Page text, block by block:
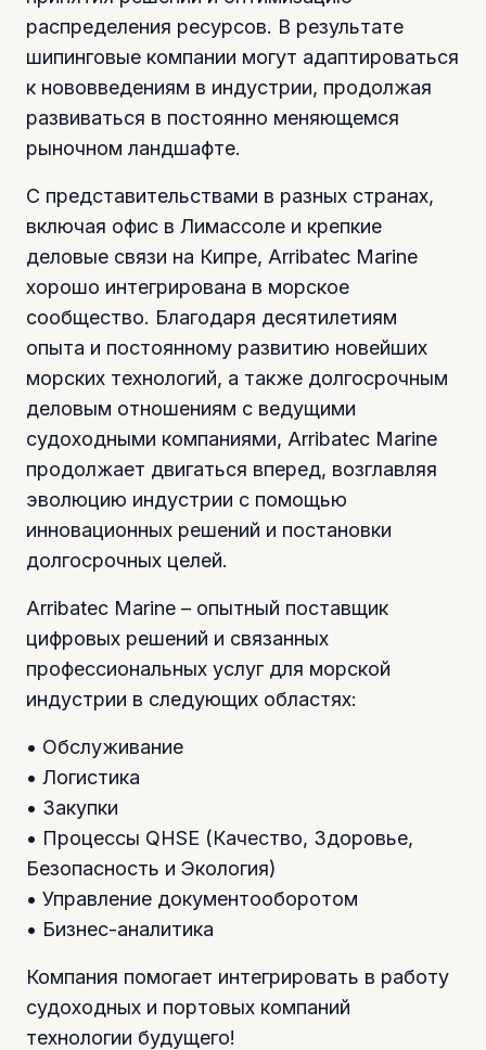
распределения ресурсов. В результате
шипинговые компании могут адаптироваться
к нововведениям в индустрии, продолжая
развиваться в постоянно меняющемся
рыночном ландшафте.
С представительствами в разных странах,
включая офис в Лимассоле и крепкие
деловые связи на Кипре, Arribatec Marine
хорошо интегрирована в морское
сообщество. Благодаря десятилетиям
опыта и постоянному развитию новейших
морских технологий, а также долгосрочным
деловым отношениям с ведущими
судоходными компаниями, Arribatec Marine
продолжает двигаться вперед, возглавляя
эволюцию индустрии с помощью
инновационных решений и постановки
долгосрочных целей.
Arribatec Marine – опытный поставщик
цифровых решений и связанных
профессиональных услуг для морской
индустрии в следующих областях:
• Обслуживание
• Логистика
• Закупки
• Процессы QHSE (Качество, Здоровье,
Безопасность и Экология)
• Управление документооборотом
• Бизнес-аналитика
Компания помогает интегрировать в работу
судоходных и портовых компаний
технологии будущего!